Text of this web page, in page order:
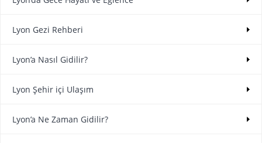
Lyon Gezi Rehberi
Lyon’a Nasıl Gidilir?
Lyon Şehir içi Ulaşım
Lyon’a Ne Zaman Gidilir?